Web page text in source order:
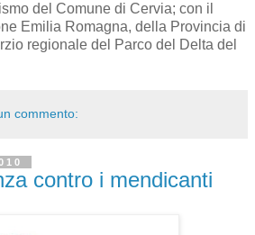
del Comune di Cervia; con il
Emilia Romagna, della Provincia di
regionale del Parco del Delta del
commento:
contro i mendicanti